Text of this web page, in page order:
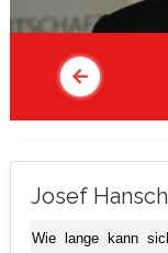
Josef
Wie lange kann